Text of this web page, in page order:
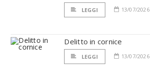
LEGGI 13/07/2026
Delitto in cornice
LEGGI 13/07/2026